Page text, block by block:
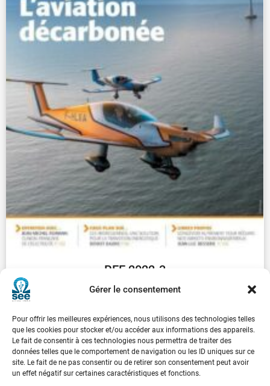
Gérer le consentement
Pour offrir les meilleures expériences, nous utilisons des technologies telles
que les cookies pour stocker et/ou accéder aux informations des appareils.
Le fait de consentir à ces technologies nous permettra de traiter des
données telles que le comportement de navigation ou les ID uniques sur ce
site. Le fait de ne pas consentir ou de retirer son consentement peut avoir
un effet négatif sur certaines caractéristiques et fonctions.
REE 2022-3
€30.00
1 2 3 4 5 6 7 8 ... 9
Suivant